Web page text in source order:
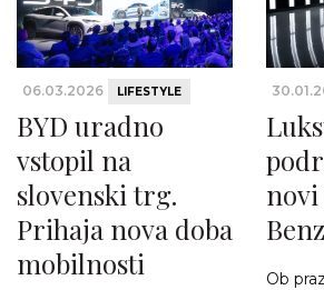
06.03.2026 LIFESTYLE
BYD uradno
vstopil na
slovenski trg.
Prihaja nova doba
mobilnosti
Ob